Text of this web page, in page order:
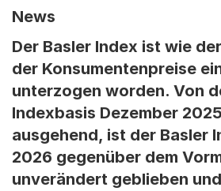
News
Der Basler Index ist wie
der Konsumentenpreise
unterzogen worden. Von
Indexbasis Dezember
ausgehend, ist der Basler
2026 gegenüber dem
unverändert geblieben